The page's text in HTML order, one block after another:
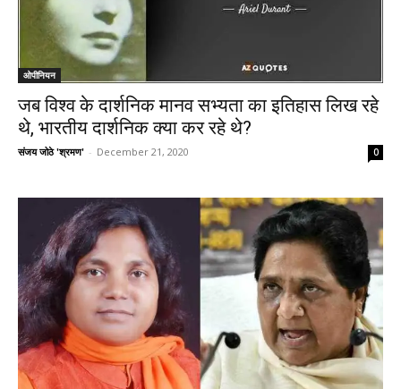
ओपीनियन
जब विश्व के दार्शनिक मानव सभ्यता का इतिहास लिख रहे
थे, भारतीय दार्शनिक क्या कर रहे थे?
संजय जोठे 'श्रमण' - December 21, 2020 0